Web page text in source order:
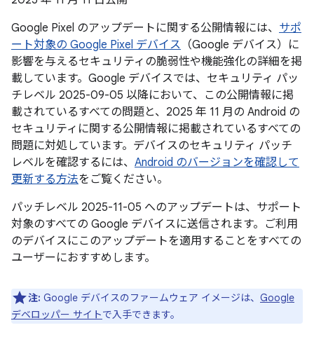
Google Pixel のアップデートに関する公開情報には、 サポ
ート対象の Google Pixel デバイス （Google デバイス）に
影響を与えるセキュリティの脆弱性や機能強化の詳細を掲
載しています。Google デバイスでは、セキュリティ パッ
チレベル 2025-09-05 以降において、この公開情報に掲
載されているすべての問題と、2025 年 11 月の Android の
セキュリティに関する公開情報に掲載されているすべての
問題に対処しています。デバイスのセキュリティ パッチ
レベルを確認するには、 Android のバージョンを確認して
更新する方法をご覧ください。
パッチレベル 2025-11-05 へのアップデートは、サポート
対象のすべての Google デバイスに送信されます。ご利用
のデバイスにこのアップデートを適用することをすべての
ユーザーにおすすめします。
注: Google デバイスのファームウェア イメージは、 Google
デベロッパー サイトで入手できます。